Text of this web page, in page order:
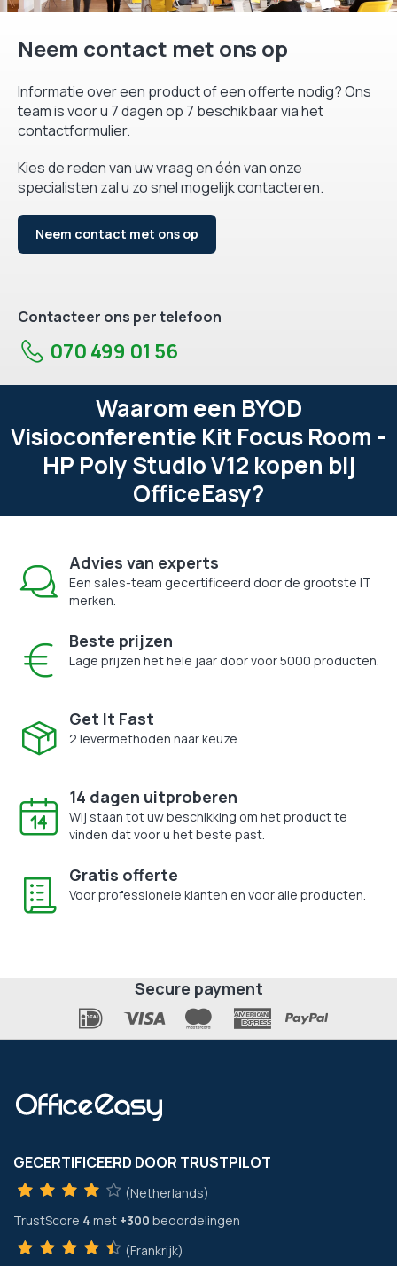
Neem contact met ons op
Informatie over een product of een offerte nodig? Ons
team is voor u 7 dagen op 7 beschikbaar via het
contactformulier.
Kies de reden van uw vraag en één van onze
specialisten zal u zo snel mogelijk contacteren.
Neem contact met ons op
Contacteer ons per telefoon
070 499 01 56
Waarom een BYOD
Visioconferentie Kit Focus Room -
HP Poly Studio V12 kopen bij
OfficeEasy?
Advies van experts
Een sales-team gecertificeerd door de grootste IT
merken.
Beste prijzen
Lage prijzen het hele jaar door voor 5000 producten.
Get It Fast
2 levermethoden naar keuze.
14 dagen uitproberen
Wij staan tot uw beschikking om het product te
vinden dat voor u het beste past.
Gratis offerte
Voor professionele klanten en voor alle producten.
Secure payment
GECERTIFICEERD DOOR TRUSTPILOT
(Netherlands)
TrustScore 4 met +300 beoordelingen
(Frankrijk)